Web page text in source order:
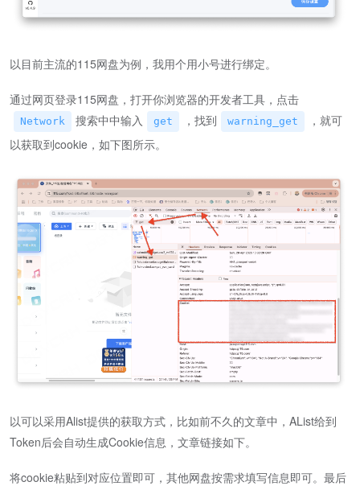
以目前主流的115网盘为例，我用个用小号进行绑定。
通过网页登录115网盘，打开你浏览器的开发者工具，点击
Network 搜索中中输入 get ，找到 warning_get
，就可
以获取到cookie，如下图所示。
以可以采用Alist提供的获取方式，比如前不久的文章中，AList给到
Token后会自动生成Cookie信息，文章链接如下。
将cookie粘贴到对应位置即可，其他网盘按需求填写信息即可。最后